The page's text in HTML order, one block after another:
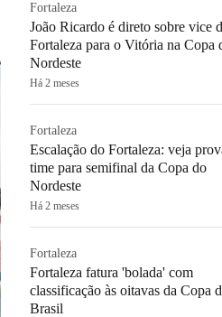
Fortaleza
João Ricardo é direto sobre vice
Fortaleza para o Vitória na Copa
Nordeste
Há 2 meses
Fortaleza
Escalação do Fortaleza: veja
time para semifinal da Copa do
Nordeste
Há 2 meses
Fortaleza
Fortaleza fatura 'bolada' com
classificação às oitavas da Copa
Brasil